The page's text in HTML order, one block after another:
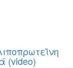
(video)